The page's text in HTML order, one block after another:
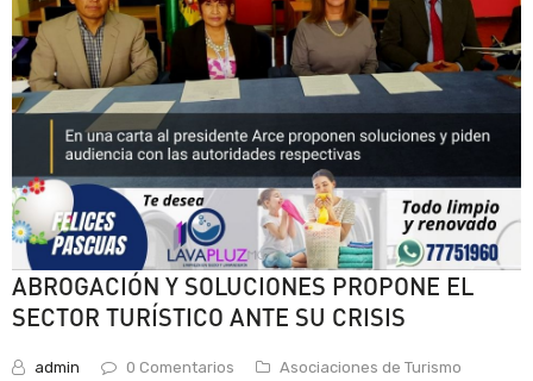
ABROGACIÓN Y SOLUCIONES PROPONE EL
SECTOR TURÍSTICO ANTE SU CRISIS
admin 0 Comentarios Asociaciones de Turismo